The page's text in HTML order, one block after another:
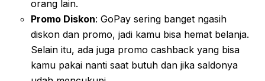
orang lain.
Promo Diskon: GoPay sering banget ngasih
diskon dan promo, jadi kamu bisa hemat belanja.
Selain itu, ada juga promo cashback yang bisa
kamu pakai nanti saat butuh dan jika saldonya